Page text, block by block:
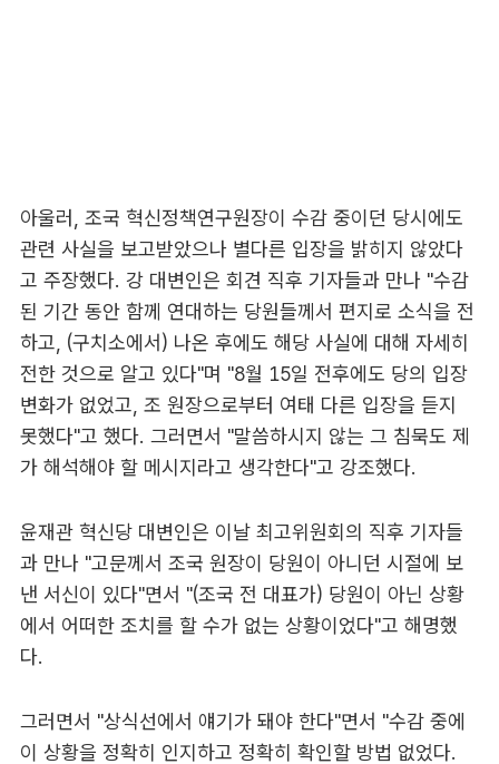
아울러, 조국 혁신정책연구원장이 수감 중이던 당시에도
관련 사실을 보고받았으나 별다른 입장을 밝히지 않았다
고 주장했다. 강 대변인은 회견 직후 기자들과 만나 "수감
된 기간 동안 함께 연대하는 당원들께서 편지로 소식을 전
하고, (구치소에서) 나온 후에도 해당 사실에 대해 자세히
전한 것으로 알고 있다"며 "8월 15일 전후에도 당의 입장
변화가 없었고, 조 원장으로부터 여태 다른 입장을 듣지
못했다"고 했다. 그러면서 "말씀하시지 않는 그 침묵도 제
가 해석해야 할 메시지라고 생각한다"고 강조했다.
윤재관 혁신당 대변인은 이날 최고위원회의 직후 기자들
과 만나 "고문께서 조국 원장이 당원이 아니던 시절에 보
낸 서신이 있다"면서 "(조국 전 대표가) 당원이 아닌 상황
에서 어떠한 조치를 할 수가 없는 상황이었다"고 해명했
다.
그러면서 "상식선에서 얘기가 돼야 한다"면서 "수감 중에
이 상황을 정확히 인지하고 정확히 확인할 방법 없었다.